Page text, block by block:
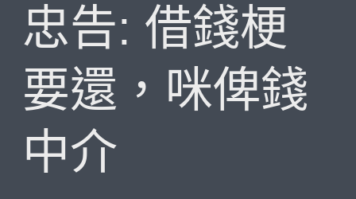
忠告: 借錢梗
要還，咪俾錢
中介